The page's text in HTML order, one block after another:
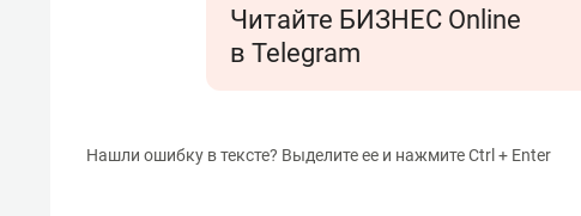
Читайте БИЗНЕС Online
в Telegram
Нашли ошибку в тексте? Выделите ее и нажмите Ctrl + Enter